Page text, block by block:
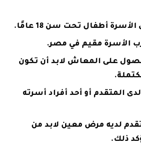
أطفال تحت سن 18 عامًا.
الأسرة مقيم في مصر.
على المعاش لابد أن تكون
المتقدم أو أحد أفراد أسرته
لديه مرض معين لابد من
ذلك.